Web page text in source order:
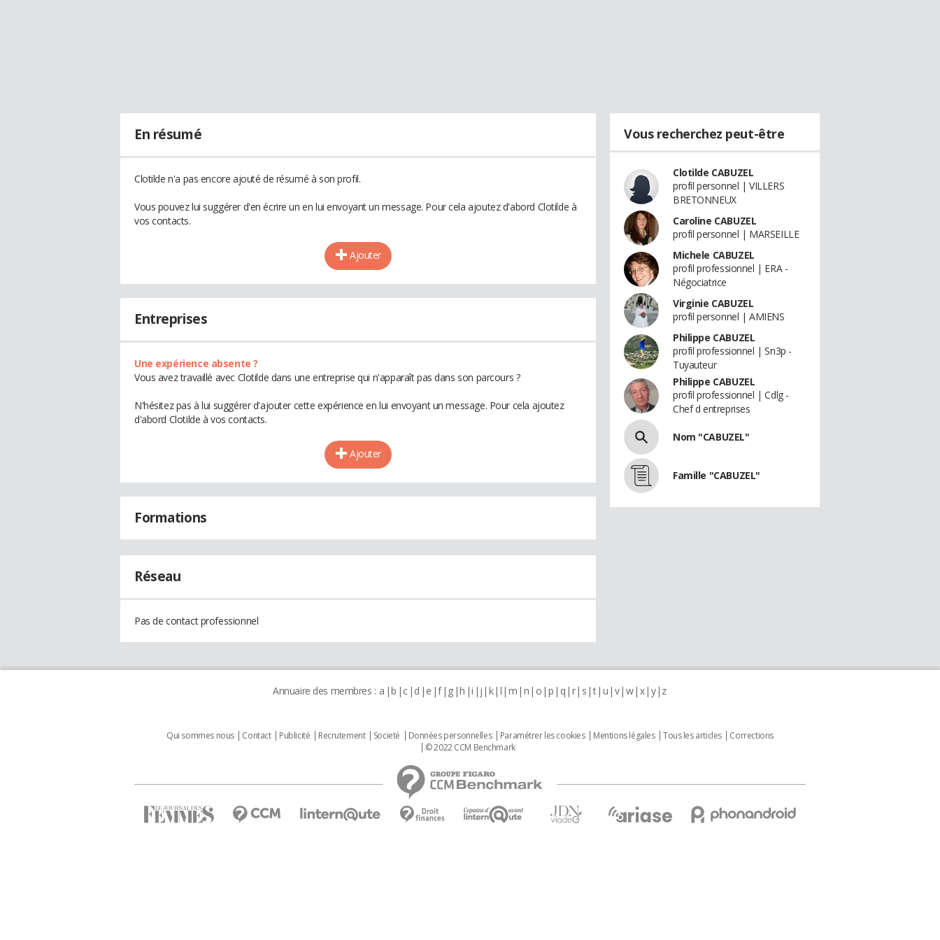
En résumé
Clotilde n'a pas encore ajouté de résumé à son profil.
Vous pouvez lui suggérer d'en écrire un en lui envoyant un message. Pour cela ajoutez d'abord Clotilde à
vos contacts.
Ajouter
Entreprises
Une expérience absente ?
Vous avez travaillé avec Clotilde dans une entreprise qui n'apparaît pas dans son parcours ?
N'hésitez pas à lui suggérer d'ajouter cette expérience en lui envoyant un message. Pour cela ajoutez
d'abord Clotilde à vos contacts.
Ajouter
Formations
Réseau
Pas de contact professionnel
Vous recherchez peut-être
Clotilde CABUZEL
profil personnel | VILLERS
BRETONNEUX
Caroline CABUZEL
profil personnel | MARSEILLE
Michele CABUZEL
profil professionnel | ERA -
Négociatrice
Virginie CABUZEL
profil personnel | AMIENS
Philippe CABUZEL
profil professionnel | Sn3p -
Tuyauteur
Philippe CABUZEL
profil professionnel | Cdlg -
Chef d entreprises
Nom "CABUZEL"
Famille "CABUZEL"
Annuaire des membres : a b c d e f g h i j k l m n o p q r s t u v w x y z
Qui sommes nous Contact Publicité Recrutement Societé Données personnelles Paramétrer les cookies Mentions légales Tous les articles
Corrections
© 2022 CCM Benchmark